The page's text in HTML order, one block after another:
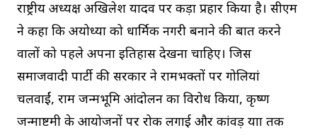
राष्ट्रीय अध्यक्ष अखिलेश यादव पर कड़ा प्रहार किया है। सीएम
ने कहा कि अयोध्या को धार्मिक नगरी बनाने की बात करने
वालों को पहले अपना इतिहास देखना चाहिए। जिस
समाजवादी पार्टी की सरकार ने रामभक्तों पर गोलियां
चलवाईं, राम जन्मभूमि आंदोलन का विरोध किया, कृष्ण
जन्माष्टमी के आयोजनों पर रोक लगाई और कांवड़ यात्रा तक